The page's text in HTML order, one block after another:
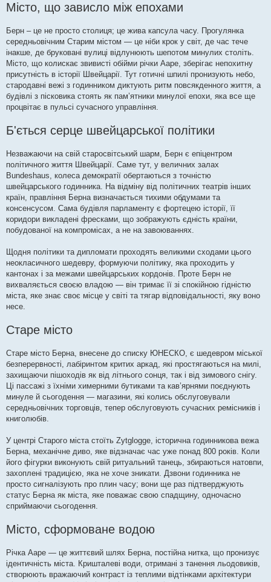
Місто, що зависло між епохами
Берн – це не просто столиця; це жива капсула часу. Прогулянка
середньовічним Старим містом — це ніби крок у світ, де час тече
інакше, де бруковані вулиці відлунюють шепотом минулих століть.
Місто, що колискає звивисті обійми річки Ааре, зберігає непохитну
присутність в історії Швейцарії. Тут готичні шпилі пронизують небо,
стародавні вежі з годинником диктують ритм повсякденного життя, а
будівлі з пісковика стоять як пам’ятники минулої епохи, яка все ще
процвітає в пульсі сучасного управління.
Б'ється серце швейцарської політики
Незважаючи на свій старосвітський шарм, Берн є епіцентром
політичного життя Швейцарії. Саме тут, у величних залах
Bundeshaus, колеса демократії обертаються з точністю
швейцарського годинника. На відміну від політичних театрів інших
країн, правління Берна визначається тихими обдумами та
консенсусом. Сама будівля парламенту є фортецею історії, її
коридори викладені фресками, що зображують єдність країни,
побудованої на компромісах, а не на завоюваннях.
Щодня політики та дипломати проходять великими сходами цього
неокласичного шедевру, формуючи політику, яка проходить у
кантонах і за межами швейцарських кордонів. Проте Берн не
вихваляється своєю владою — він тримає її зі спокійною гідністю
міста, яке знає своє місце у світі та тягар відповідальності, яку воно
несе.
Старе місто
Старе місто Берна, внесене до списку ЮНЕСКО, є шедевром міської
безперервності, лабіринтом критих аркад, які простягаються на милі,
захищаючи пішоходів як від літнього сонця, так і від зимового снігу.
Ці пассажі з їхніми химерними бутиками та кав’ярнями поєднують
минуле й сьогодення — магазини, які колись обслуговували
середньовічних торговців, тепер обслуговують сучасних ремісників і
книголюбів.
У центрі Старого міста стоїть Zytglogge, історична годинникова вежа
Берна, механічне диво, яке відзначає час уже понад 800 років. Коли
його фігурки виконують свій ритуальний танець, збираються натовпи,
захоплені традицією, яка не хоче зникати. Дзвони годинника не
просто сигналізують про плин часу; вони ще раз підтверджують
статус Берна як міста, яке поважає свою спадщину, одночасно
сприймаючи сьогодення.
Місто, сформоване водою
Річка Ааре — це життєвий шлях Берна, постійна нитка, що пронизує
ідентичність міста. Кришталеві води, отримані з танення льодовиків,
створюють вражаючий контраст із теплими відтінками архітектури